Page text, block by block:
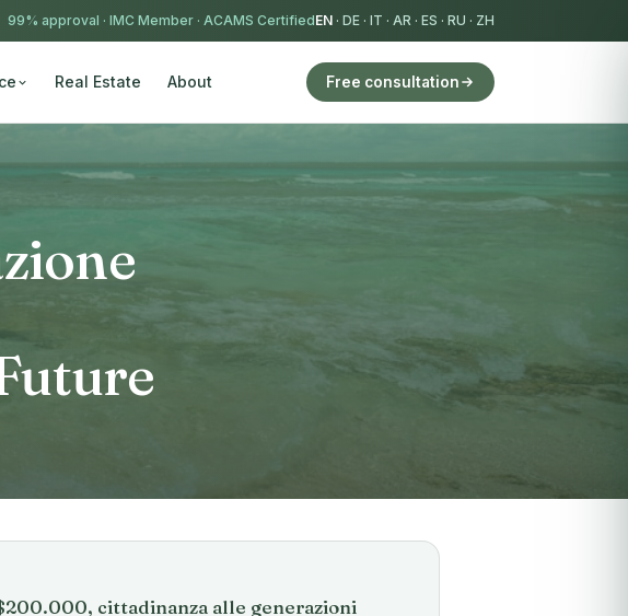
99% approval · IMC Member · ACAMS CertifiedEN · DE · IT · AR · ES · RU · ZH
Real Estate About Free consultation
cittadinanza alle generazioni